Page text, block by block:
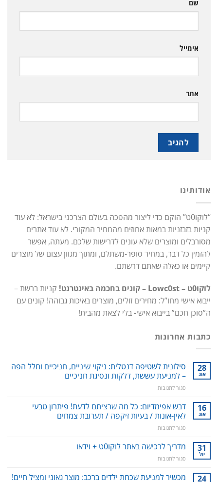
שם
אימייל
אתר
אודותינו
“לוקו0ט” הוקם כדי ליצור מהפכה בעולם הצרכני בישראל: לא עוד
קניות בזבזניות במאות אחוזים מהמחיר המקורי. לא עוד אתרים
מסורבלים ומוצרים שלא עונים לדרישות שלכם. מעתה, אפשר
להזמין כל דבר, במחיר סופר-משתלם, ומתוך מגוון עצום של מוצרים
קיימים או כאלה שאתם דרשתם.
לוקו0ט – Lowc0st – קונים בחכמה באינטרנט!
קניות ברשת –
ייבוא אישי מחו”ל: מחירים זולים, מוצרים באיכות גבוהה! קונים עם
ה”סוכן חכם” בייבוא אישי- בלי לצאת מהבית!
כתבות אחרונות
28
אוג
סילונית לשטיפה דנטלית: ניקוי שיניים, חניכיים וחלל הפה
– למניעת עששת, דלקות ונסיגת חניכיים
סגור לתגובותעל
לשטיפה
דנטלית:
ניקוי
שיניים,
וחלל
–
עששת,
16
אוג
דבש אפימדיום: כל מה שרציתם לדעת! פיתרון טבעי
לאין-אונות / בעיות זיקפה / תערובת צמחים
סגור לתגובותעל
אפימדיום:
מה
לדעת!
31
יול
מדריך לרכישה באתר לוקו0ט + וידאו
סגור לתגובותעל
לרכישה
24 מכשיר למניעת שכחת ילדים ברכב: מוצר גאוני ומציל חיים!